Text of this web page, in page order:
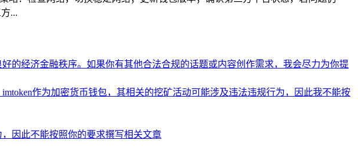
...
的经济金融秩序。如果你有其他合法合规的话题或内容创作需求，我会尽力为你提
作为加密货币钱包，其相关的挖矿活动可能涉及违法违规行为，因此我不能按
因此不能按照你的要求撰写相关文章